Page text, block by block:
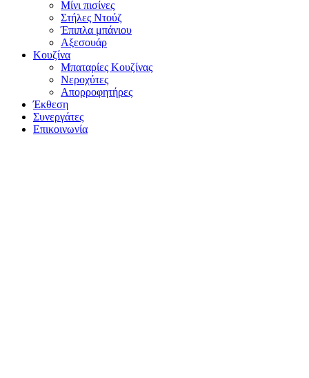
Μίνι πισίνες
Στήλες Ντούζ
Έπιπλα μπάνιου
Αξεσουάρ
Κουζίνα
Μπαταρίες Κουζίνας
Νεροχύτες
Απορροφητήρες
Έκθεση
Συνεργάτες
Επικοινωνία